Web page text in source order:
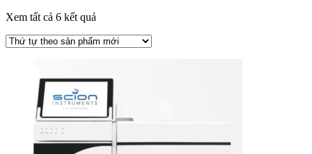
Xem tất cả 6 kết quả